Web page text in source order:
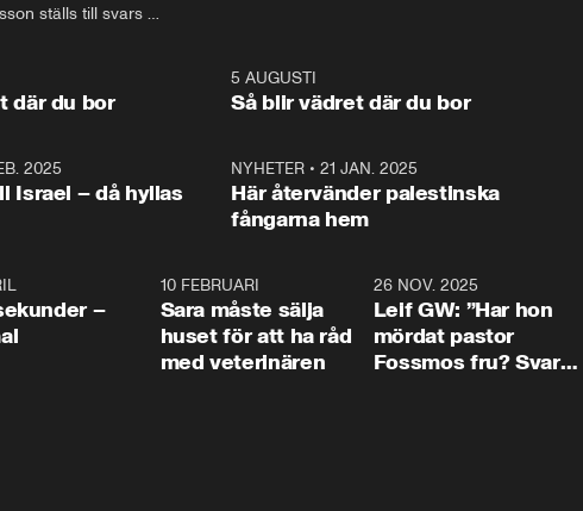
ställs till svars
och Makten.
– Vi ställer upp i val. Ska vi
vara med så sitter vi förstås
1:06
där du bor
5 AUGUSTI
Så blir vädret där du bor
2025
Israel – då hyllas
NYHETER •21 JAN. 2025
Här återvänder palestinska
fångarna hem
–
10 FEBRUARI
Sara måste sälja
huset för att ha råd
med veterinären
26 NOV. 2025
Leif GW: ”Har hon
mördat pastor
Fossmos fru? Svar